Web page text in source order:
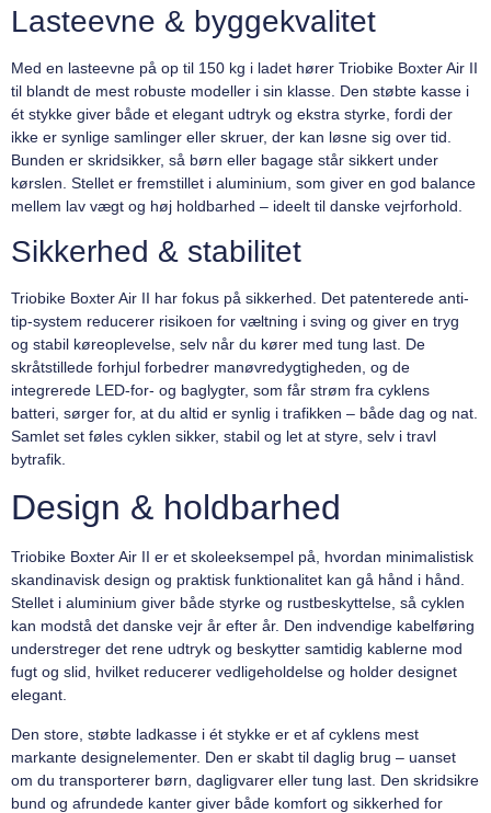
Lasteevne & byggekvalitet
Med en lasteevne på op til 150 kg i ladet hører Triobike Boxter Air II
til blandt de mest robuste modeller i sin klasse. Den støbte kasse i
ét stykke giver både et elegant udtryk og ekstra styrke, fordi der
ikke er synlige samlinger eller skruer, der kan løsne sig over tid.
Bunden er skridsikker, så børn eller bagage står sikkert under
kørslen. Stellet er fremstillet i aluminium, som giver en god balance
mellem lav vægt og høj holdbarhed – ideelt til danske vejrforhold.
Sikkerhed & stabilitet
Triobike Boxter Air II har fokus på sikkerhed. Det patenterede anti-
tip-system reducerer risikoen for væltning i sving og giver en tryg
og stabil køreoplevelse, selv når du kører med tung last. De
skråtstillede forhjul forbedrer manøvredygtigheden, og de
integrerede LED-for- og baglygter, som får strøm fra cyklens
batteri, sørger for, at du altid er synlig i trafikken – både dag og nat.
Samlet set føles cyklen sikker, stabil og let at styre, selv i travl
bytrafik.
Design & holdbarhed
Triobike Boxter Air II er et skoleeksempel på, hvordan minimalistisk
skandinavisk design og praktisk funktionalitet kan gå hånd i hånd.
Stellet i aluminium giver både styrke og rustbeskyttelse, så cyklen
kan modstå det danske vejr år efter år. Den indvendige kabelføring
understreger det rene udtryk og beskytter samtidig kablerne mod
fugt og slid, hvilket reducerer vedligeholdelse og holder designet
elegant.
Den store, støbte ladkasse i ét stykke er et af cyklens mest
markante designelementer. Den er skabt til daglig brug – uanset
om du transporterer børn, dagligvarer eller tung last. Den skridsikre
bund og afrundede kanter giver både komfort og sikkerhed for